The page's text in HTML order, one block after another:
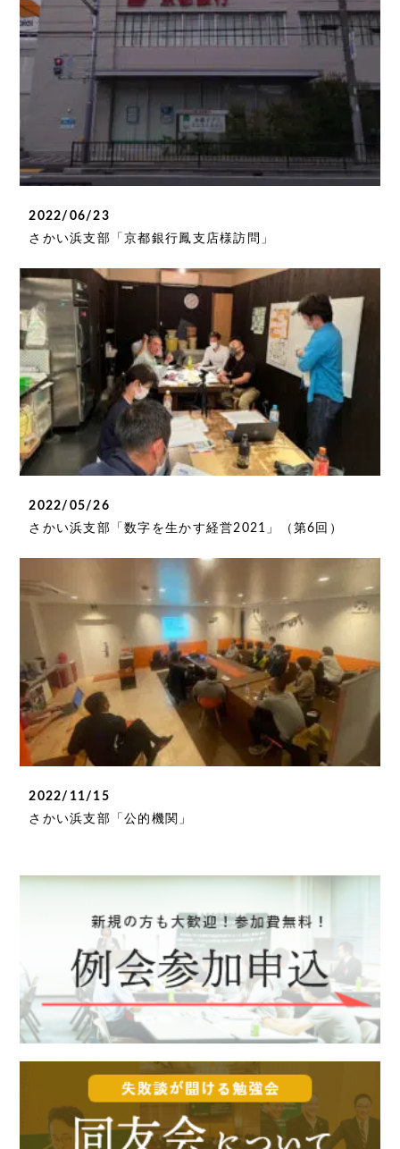
2022/06/23
さかい浜支部「京都銀行鳳支店様訪問」
2022/05/26
さかい浜支部「数字を生かす経営2021」（第6回）
2022/11/15
さかい浜支部「公的機関」